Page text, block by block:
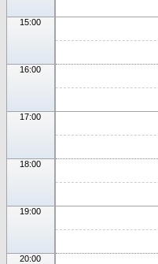
15:00
16:00
17:00
18:00
19:00
20:00